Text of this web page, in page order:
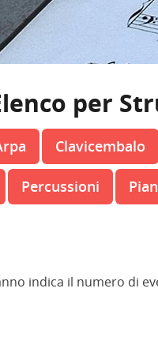
per
Clavicembalo
Percussioni
indica il numero di